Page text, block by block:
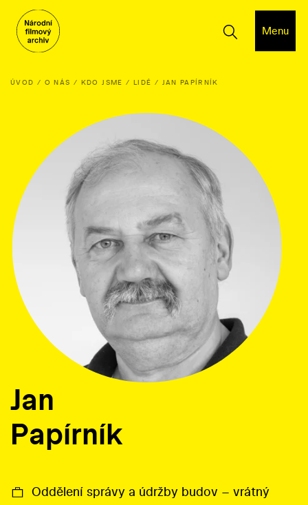
Menu
ÚVOD O NÁS KDO JSME LIDÉ JAN PAPÍRNÍK
Jan
Papírník
Oddělení správy a údržby budov – vrátný